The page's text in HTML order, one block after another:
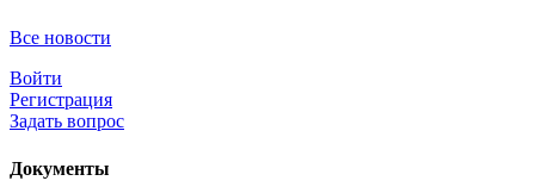
Все новости
Войти
Регистрация
Задать вопрос
Документы